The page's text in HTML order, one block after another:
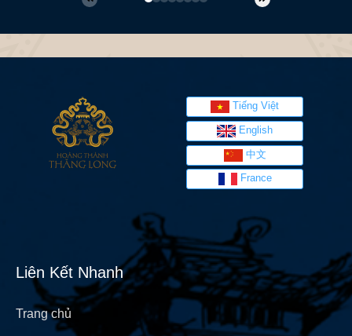
Tiếng Việt
English
中文
France
Liên Kết Nhanh
Trang chủ